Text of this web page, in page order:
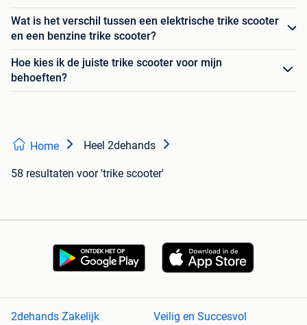
Wat is het verschil tussen een elektrische trike scooter
en een benzine trike scooter?
Hoe kies ik de juiste trike scooter voor mijn
behoeften?
Home Heel 2dehands
58 resultaten voor 'trike scooter'
2dehands Zakelijk
Veilig en Succesvol